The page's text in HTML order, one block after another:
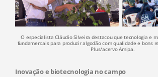
O especialista Cláudio Silveira destacou que tecnologia e
fundamentais para produzir algodão com qualidade e bons
Plus/acervo Amipa.
Inovação e biotecnologia no campo